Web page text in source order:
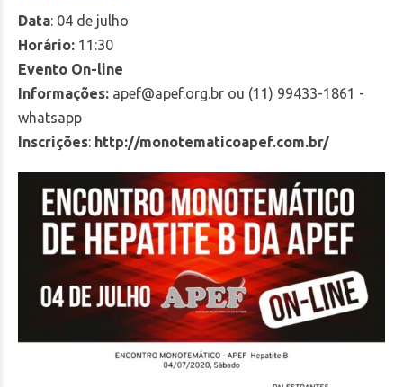
Data: 04 de julho
Horário: 11:30
Evento On-line
Informações: apef@apef.org.br ou (11) 99433-1861 -
whatsapp
Inscrições: http://monotematicoapef.com.br/